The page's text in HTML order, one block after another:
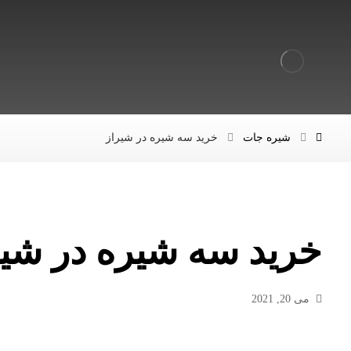
شیره جات خرید سه شیره در شیراز
خرید سه شیره در
می 20, 2021